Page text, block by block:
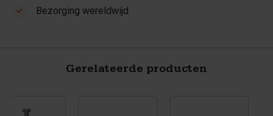
Bezorging wereldwijd
Gerelateerde producten